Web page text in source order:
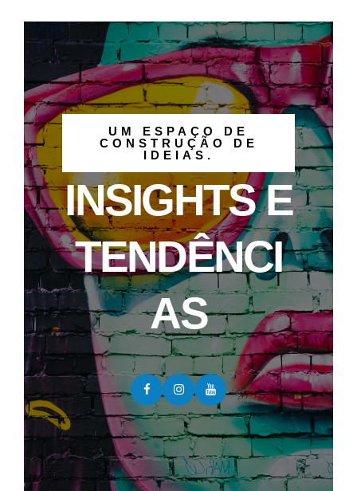
UM ESPAÇO DE
CONSTRUÇÃO DE
IDEIAS.
INSIGHTS E
TENDÊNCI
AS